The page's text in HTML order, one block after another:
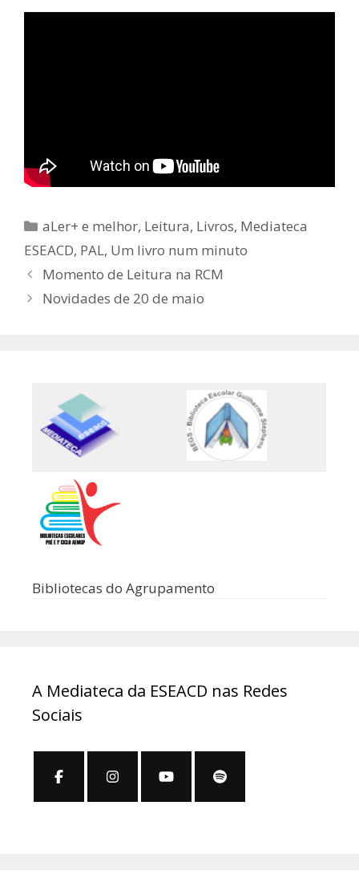
Categorias
aLer+ e melhor, Leitura, Livros, Mediateca
ESEACD, PAL, Um livro num minuto
Momento de Leitura na RCM
Novidades de 20 de maio
Bibliotecas do Agrupamento
A Mediateca da ESEACD nas Redes
Sociais